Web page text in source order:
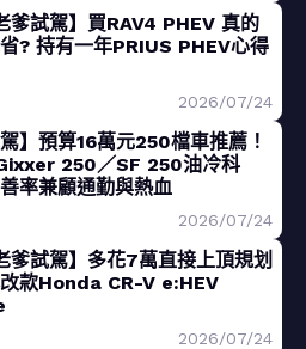
爹試駕】買RAV4 PHEV 真的
? 持有一年PRIUS PHEV心得
2026/07/24
駕】預算16萬元250檔車推薦！
250／SF 250油冷科
率兼顧通勤與熱血
2026/07/24
爹試駕】多花7萬直接上頂規划
款Honda CR-V e:HEV
2026/07/24